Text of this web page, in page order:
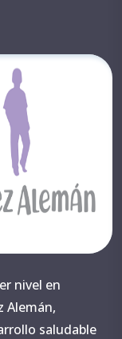
nivel en
Alemán,
saludable